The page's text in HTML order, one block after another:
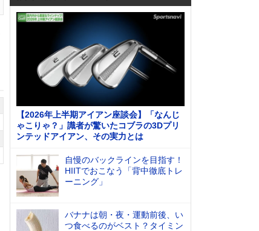
【2026年上半期アイアン座談会】「なんじ
ゃこりゃ？」識者が驚いたコブラの3Dプリ
ンテッドアイアン、その実力とは
自慢のバックラインを目指す！
HIITでおこなう「背中徹底トレ
ーニング」
バナナは朝・夜・運動前後、い
つ食べるのがベスト？タイミン